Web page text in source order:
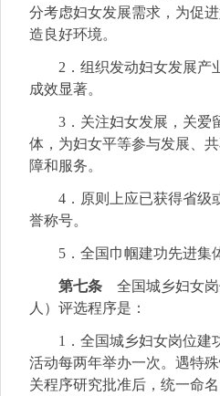
分考虑妇女发展需求，为促
造良好环境。
2．组织发动妇女发展产
成效显著。
3．关注妇女发展，关爱
体，为妇女平等参与发展、
障和服务。
4．原则上应已获得省级
誉称号。
5．全国巾帼建功先进集
第七条 全国城乡妇女岗
人）评选程序是：
1．全国城乡妇女岗位建
活动每两年举办一次。遇特
关程序研究批准后，统一命名